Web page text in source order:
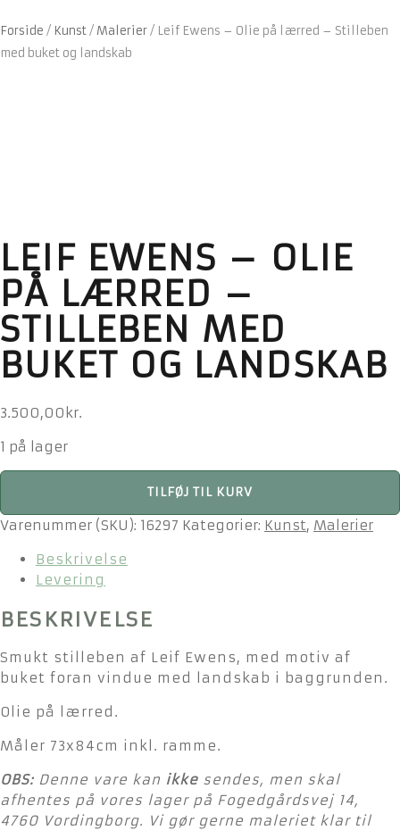
Forside / Kunst/ Malerier/ Leif Ewens – Olie på lærred – Stilleben
med buket og landskab
LEIF EWENS – OLIE
PÅ LÆRRED –
STILLEBEN MED
BUKET OG LANDSKAB
3.500,00 kr.
1 på lager
Leif
-
lærred
Stilleben
buket
og
landskab
TILFØJ TIL KURV
Varenummer (SKU): 16297 Kategorier: Kunst, Malerier
Beskrivelse
Levering
BESKRIVELSE
Smukt stilleben af Leif Ewens, med motiv af
buket foran vindue med landskab i baggrunden.
Olie på lærred.
Måler 73x84cm inkl. ramme.
OBS: Denne vare kan ikke sendes, men skal
afhentes på vores lager på Fogedgårdsvej 14,
4760 Vordingborg. Vi gør gerne maleriet klar til